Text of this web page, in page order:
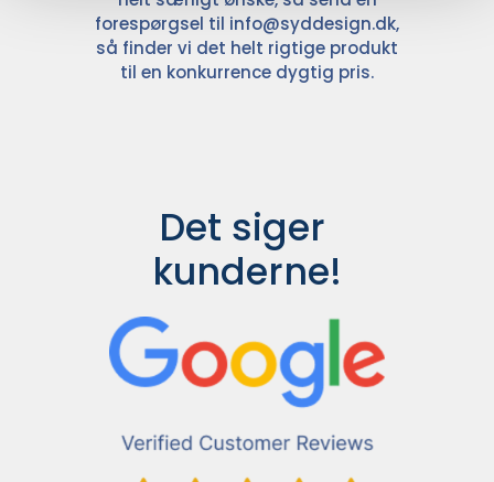
forespørgsel til info@syddesign.dk,
så finder vi det helt rigtige produkt
til en konkurrence dygtig pris.
Det siger
kunderne!